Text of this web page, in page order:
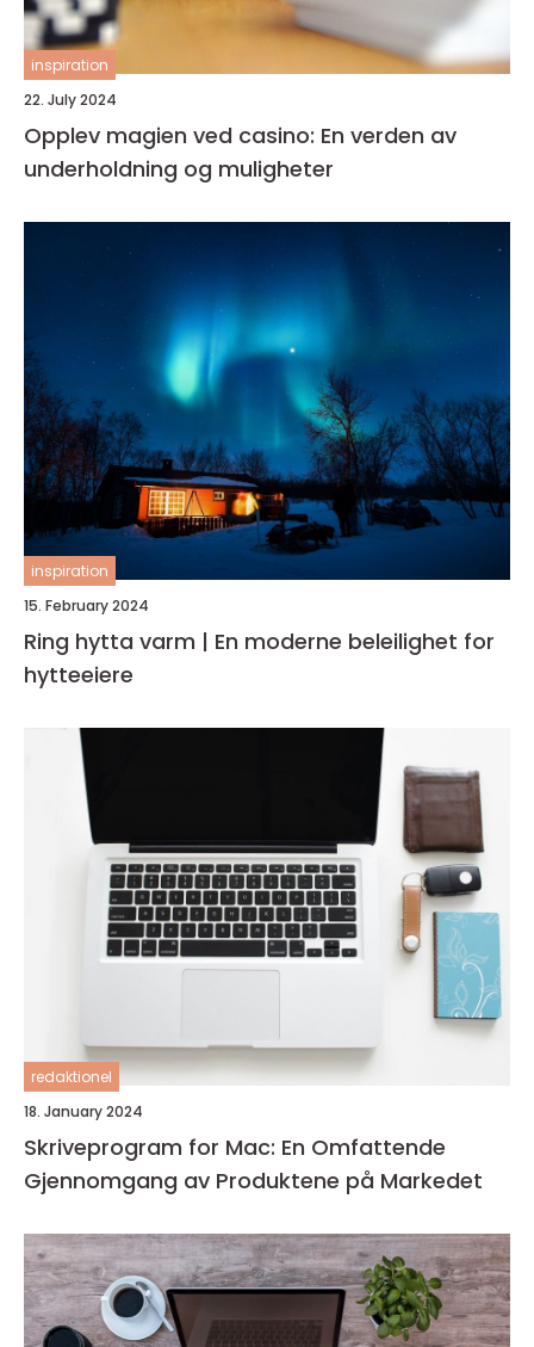
inspiration
22. July 2024
Opplev magien ved casino: En verden av
underholdning og muligheter
inspiration
15. February 2024
Ring hytta varm | En moderne beleilighet for
hytteeiere
redaktionel
18. January 2024
Skriveprogram for Mac: En Omfattende
Gjennomgang av Produktene på Markedet